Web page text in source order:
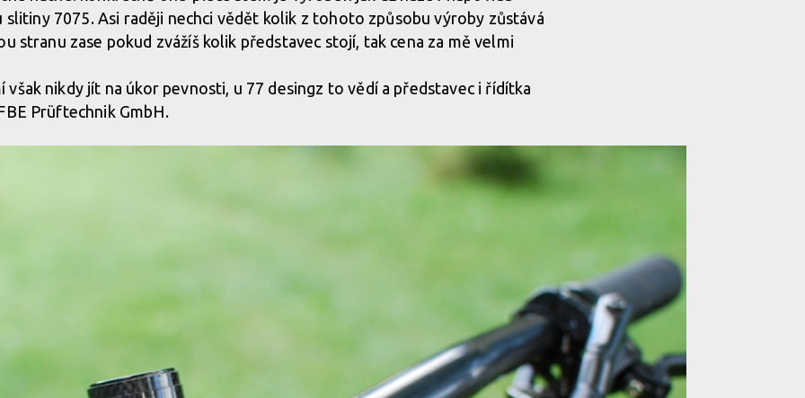
slitiny 7075. Asi raději nechci vědět kolik z tohoto způsobu výroby zůstává
stranu zase pokud zvážíš kolik představec stojí, tak cena za mě velmi
však nikdy jít na úkor pevnosti, u 77 desingz to vědí a představec i řídítka
Prüftechnik GmbH.